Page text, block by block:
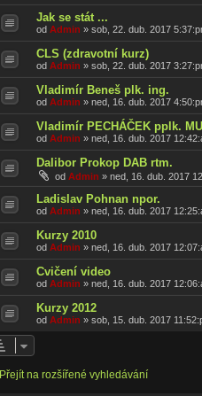
Jak se stát ...
od Admin » sob, 22. dub. 2017
CLS (zdravotní kurz)
od Admin » sob, 22. dub. 2017
Vladimír Beneš plk. ing.
od Admin » ned, 16. dub. 2017
Vladimír PECHÁČEK pplk.
od Admin » ned, 16. dub. 2017
Dalibor Prokop DAB rtm.
od Admin » ned, 16. dub. 2017
Ladislav Pohnan npor.
od Admin » ned, 16. dub. 2017
Kurzy 2010
od Admin » ned, 16. dub. 2017
Cvičení video
od Admin » ned, 16. dub. 2017
Kurzy 2012
od Admin » sob, 15. dub. 2017
Přejít na rozšířené vyhledávání